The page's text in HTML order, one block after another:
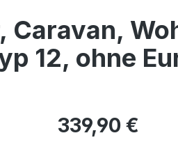
Caravan,
12, ohne
Regulärer Preis:
339,90 €